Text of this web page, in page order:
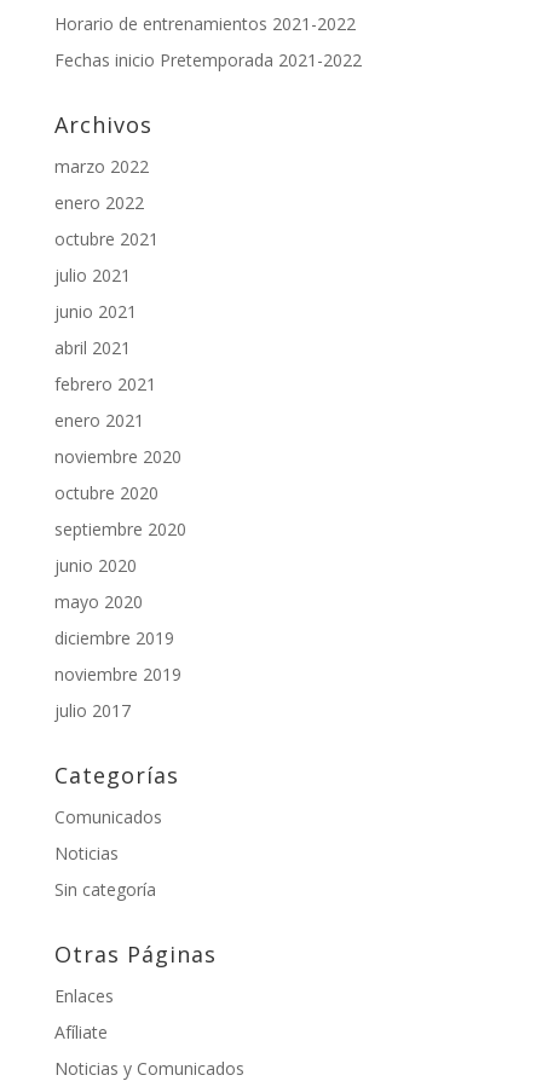
Horario de entrenamientos 2021-2022
Fechas inicio Pretemporada 2021-2022
Archivos
marzo 2022
enero 2022
octubre 2021
julio 2021
junio 2021
abril 2021
febrero 2021
enero 2021
noviembre 2020
octubre 2020
septiembre 2020
junio 2020
mayo 2020
diciembre 2019
noviembre 2019
julio 2017
Categorías
Comunicados
Noticias
Sin categoría
Otras Páginas
Enlaces
Afíliate
Noticias y Comunicados